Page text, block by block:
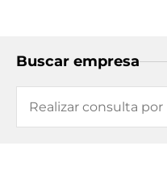
Buscar empresa